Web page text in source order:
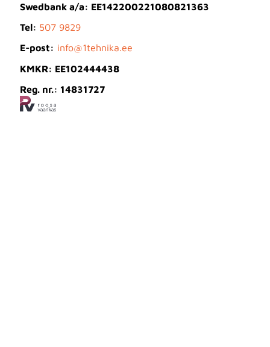
Swedbank a/a: EE142200221080821363
Tel: 507 9829
E-post: info@1tehnika.ee
KMKR: EE102444438
Reg. nr.: 14831727